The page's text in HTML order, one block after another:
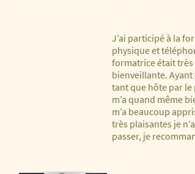
J’ai participé à la
physique et
formatrice était très
bienveillante. Ayant
tant que hôte par
m’a quand même
m’a beaucoup
très plaisantes je
passer, je